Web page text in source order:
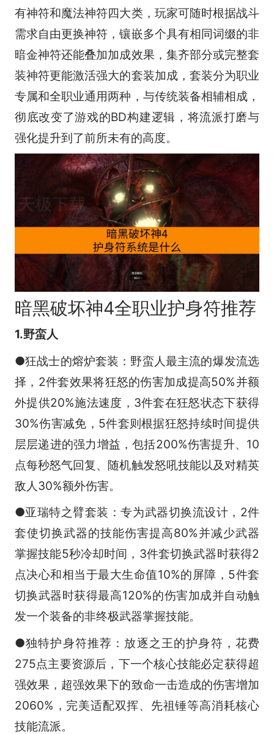
有神符和魔法神符四大类，玩家可随时根据战斗
需求自由更换神符，镶嵌多个具有相同词缀的非
暗金神符还能叠加加成效果，集齐部分或完整套
装神符更能激活强大的套装加成，套装分为职业
专属和全职业通用两种，与传统装备相辅相成，
彻底改变了游戏的BD构建逻辑，将流派打磨与
强化提升到了前所未有的高度。
暗黑破坏神4全职业护身符推荐
1.野蛮人
●狂战士的熔炉套装：野蛮人最主流的爆发流选
择，2件套效果将狂怒的伤害加成提高50%并额
外提供20%施法速度，3件套在狂怒状态下获得
30%伤害减免，5件套则根据狂怒持续时间提供
层层递进的强力增益，包括200%伤害提升、10
点每秒怒气回复、随机触发怒吼技能以及对精英
敌人30%额外伤害。
●亚瑞特之臂套装：专为武器切换流设计，2件
套使切换武器的技能伤害提高80%并减少武器
掌握技能5秒冷却时间，3件套切换武器时获得2
点决心和相当于最大生命值10%的屏障，5件套
切换武器时获得最高120%的伤害加成并自动触
发一个装备的非终极武器掌握技能。
●独特护身符推荐：放逐之王的护身符，花费
275点主要资源后，下一个核心技能必定获得超
强效果，超强效果下的致命一击造成的伤害增加
2060%，完美适配双挥、先祖锤等高消耗核心
技能流派。